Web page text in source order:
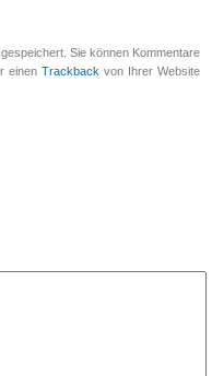
gespeichert. Sie können Kommentare
einenTrackback von Ihrer Website